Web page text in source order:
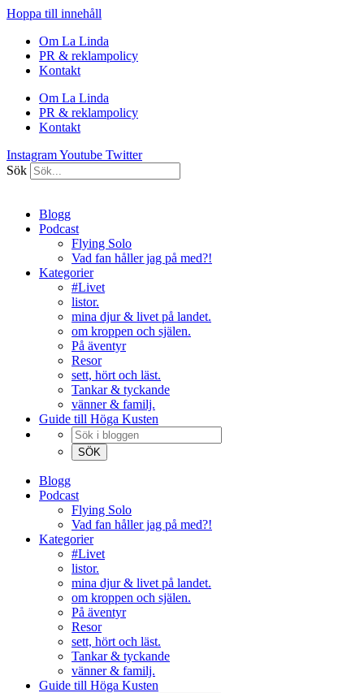
Hoppa till innehåll
Om La Linda
PR & reklampolicy
Kontakt
Om La Linda
PR & reklampolicy
Kontakt
InstagramYoutube Twitter
Sök
Blogg
Podcast
Flying Solo
Vad fan håller jag på med?!
Kategorier
#Livet
listor.
mina djur & livet på landet.
om kroppen och själen.
På äventyr
Resor
sett, hört och läst.
Tankar & tyckande
vänner & familj.
Guide till Höga Kusten
Blogg
Podcast
Flying Solo
Vad fan håller jag på med?!
Kategorier
#Livet
listor.
mina djur & livet på landet.
om kroppen och själen.
På äventyr
Resor
sett, hört och läst.
Tankar & tyckande
vänner & familj.
Guide till Höga Kusten